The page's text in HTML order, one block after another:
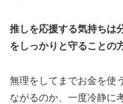
推しを応援する気持ちは
をしっかりと守ることの
無理をしてまでお金を使
ながるのか、一度冷静に